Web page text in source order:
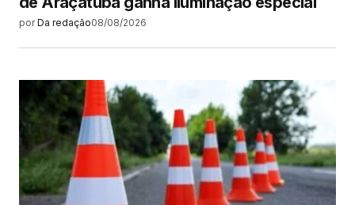
por Da redação08/08/2026